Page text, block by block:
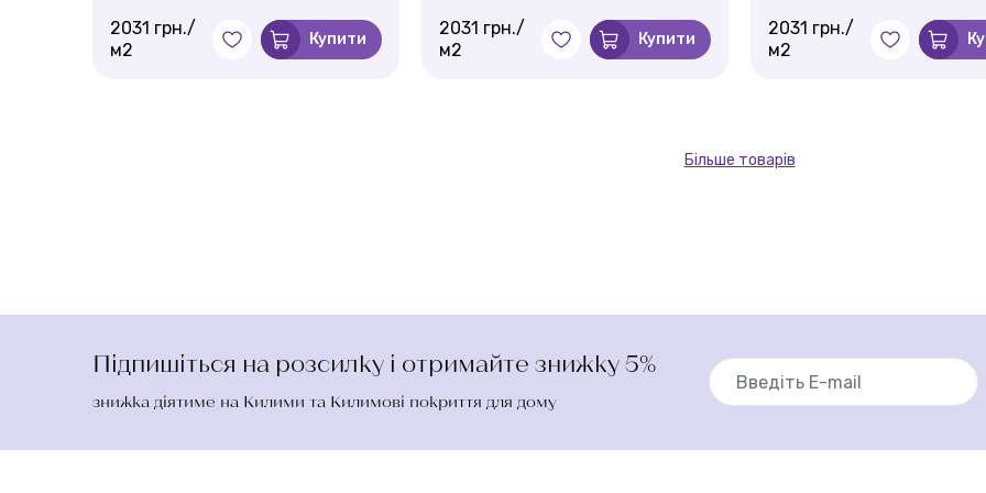
2031 грн./
м2
Купити
2031 грн./
м2
Купити
2031 грн./
м2
Більше товарів
Підпишіться на розсилку і отримайте знижку 5%
знижка діятиме на Килими та Килимові покриття для дому